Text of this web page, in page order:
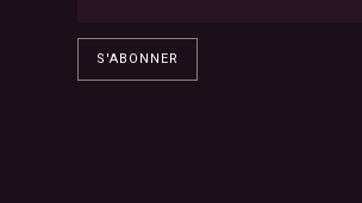
S'ABONNER